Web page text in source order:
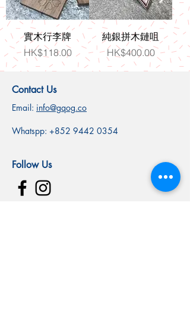
實木行李牌
價格
HK$118.00
純銀拼木鏈咀
價格
HK$400.00
Contact Us
Email: info@gqog.co
Whatspp: +852 9442 0354
Follow Us